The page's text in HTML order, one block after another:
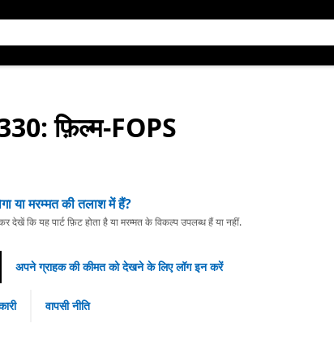
: फ़िल्म-FOPS
या मरम्मत की तलाश में हैं?
देखें कि यह पार्ट फ़िट होता है या मरम्मत के विकल्प उपलब्ध हैं या नहीं.
अपने ग्राहक की कीमत को देखने के लिए लॉग इन करें
वापसी नीति